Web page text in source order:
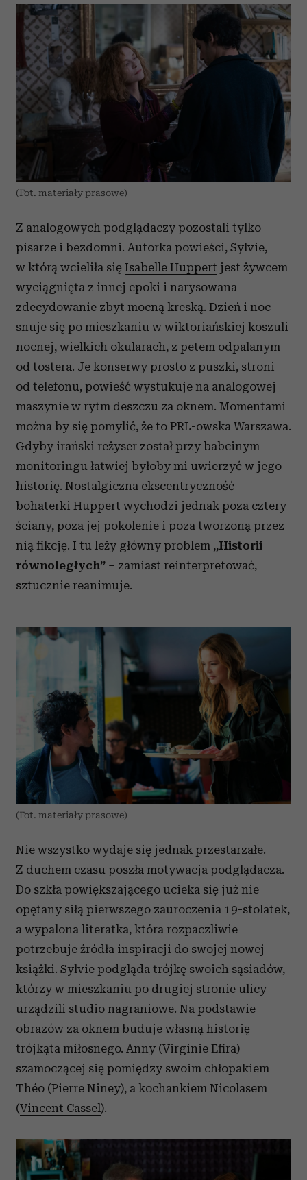
(Fot. materiały prasowe)
Z analogowych podglądaczy pozostali tylko
pisarze i bezdomni. Autorka powieści, Sylvie,
w którą wcieliła się Isabelle Huppert jest żywcem
wyciągnięta z innej epoki i narysowana
zdecydowanie zbyt mocną kreską. Dzień i noc
snuje się po mieszkaniu w wiktoriańskiej koszuli
nocnej, wielkich okularach, z petem odpalanym
od tostera. Je konserwy prosto z puszki, stroni
od telefonu, powieść wystukuje na analogowej
maszynie w rytm deszczu za oknem. Momentami
można by się pomylić, że to PRL-owska Warszawa.
Gdyby irański reżyser został przy babcinym
monitoringu łatwiej byłoby mi uwierzyć w jego
historię. Nostalgiczna ekscentryczność
bohaterki Huppert wychodzi jednak poza cztery
ściany, poza jej pokolenie i poza tworzoną przez
nią fikcję. I tu leży główny problem „Historii
równoległych” – zamiast reinterpretować,
sztucznie reanimuje.
(Fot. materiały prasowe)
Nie wszystko wydaje się jednak przestarzałe.
Z duchem czasu poszła motywacja podglądacza.
Do szkła powiększającego ucieka się już nie
opętany siłą pierwszego zauroczenia 19-stolatek,
a wypalona literatka, która rozpaczliwie
potrzebuje źródła inspiracji do swojej nowej
książki. Sylvie podgląda trójkę swoich sąsiadów,
którzy w mieszkaniu po drugiej stronie ulicy
urządzili studio nagraniowe. Na podstawie
obrazów za oknem buduje własną historię
trójkąta miłosnego. Anny (Virginie Efira)
szamoczącej się pomiędzy swoim chłopakiem
Théo (Pierre Niney), a kochankiem Nicolasem
(Vincent Cassel).